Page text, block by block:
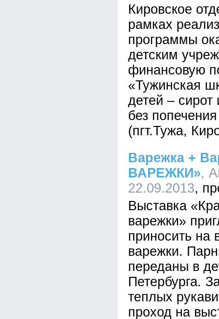
Кировское
рамках
программы
детским
финансовую
«Тужинская
детей –
без
(пгт.Тужа,
Варежка +
ВАРЕЖКИ»,
22.09.2013
Выставка
варежки»
приносить на
варежки.
переданы в
Петербурга.
теплых
проход на